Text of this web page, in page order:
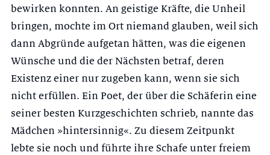
bewirken konnten. An geistige Kräfte, die Unheil
bringen, mochte im Ort niemand glauben, weil sich
dann Abgründe aufgetan hätten, was die eigenen
Wünsche und die der Nächsten betraf, deren
Existenz einer nur zugeben kann, wenn sie sich
nicht erfüllen. Ein Poet, der über die Schäferin eine
seiner besten Kurzgeschichten schrieb, nannte das
Mädchen »hintersinnig«. Zu diesem Zeitpunkt
lebte sie noch und führte ihre Schafe unter freiem